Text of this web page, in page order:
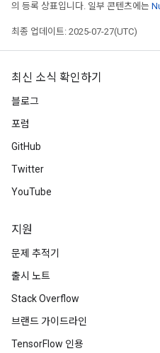
의 등록 상표입니다. 일부 콘텐츠에는
최종 업데이트: 2025-07-27(UTC)
최신 소식 확인하기
블로그
포럼
GitHub
Twitter
YouTube
지원
문제 추적기
출시 노트
Stack Overflow
브랜드 가이드라인
TensorFlow 인용